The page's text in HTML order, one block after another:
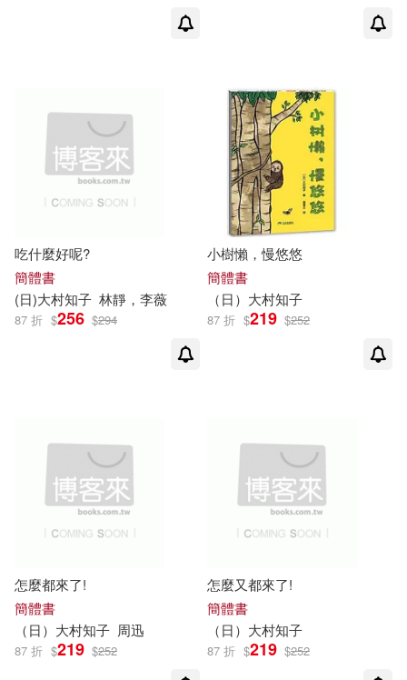
吃什麼好呢?
簡體書
(日)大村知子 林靜，李薇
87 折 $256 $294
小樹懶，慢悠悠
簡體書
（日） 大村知子
87 折 $219 $252
怎麼都來了!
簡體書
（日） 大村知子 周迅
87 折 $219 $252
怎麼又都來了!
簡體書
（日） 大村知子
87 折 $219 $252